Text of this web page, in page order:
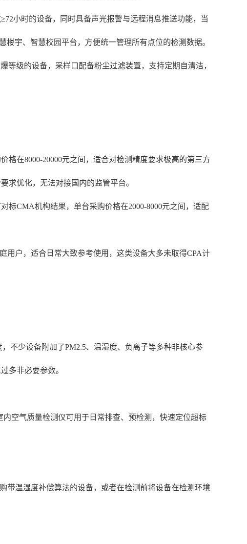
小时的设备，同时具备声光报警与远程消息推送功能，当
宇、智慧校园平台，方便统一管理所有点位的检测数据。
级的设备，采样口配备粉尘过滤装置，支持定期自清洁，
格在8000-20000元之间，适合对检测精度要求极高的第三方
求优化，无法对接国内的监管平台。
标CMA机构结果，单台采购价格在2000-8000元之间，适配
用户，适合日常大致参考使用，这类设备大多未取得CPA计
不少设备附加了PM2.5、温湿度、负离子等多种非核心参
多非必要参数。
空气质量检测仪可用于日常排查、预检测，快速定位超标
带温湿度补偿算法的设备，或者在检测前将设备在检测环境